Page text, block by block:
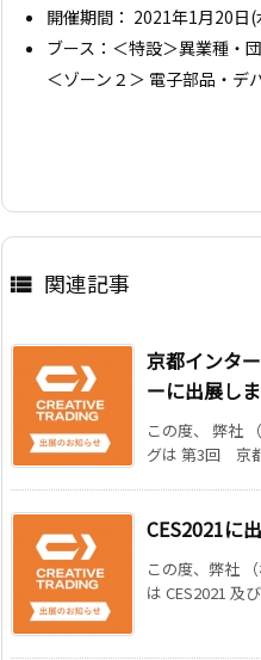
開催期間： 2021年1月20日
ブース：＜特設＞異業種・
＜ゾーン２＞ 電子部品・デ
 関連記事
京都インタ
ーに出展しま
この度、 弊社
グは 第3回 京
CES2021に
この度、弊社
は CES2021 及